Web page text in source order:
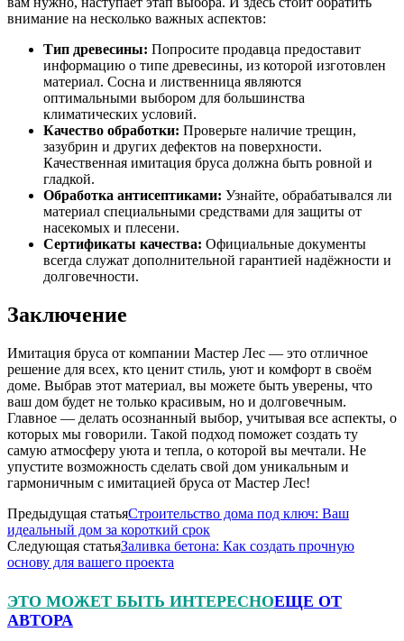
внимание на несколько важных аспектов:
Тип древесины: Попросите продавца предоставит
информацию о типе древесины, из которой изготовлен
материал. Сосна и лиственница являются
оптимальными выбором для большинства
климатических условий.
Качество обработки: Проверьте наличие трещин,
зазубрин и других дефектов на поверхности.
Качественная имитация бруса должна быть ровной и
гладкой.
Обработка антисептиками: Узнайте, обрабатывался ли
материал специальными средствами для защиты от
насекомых и плесени.
Сертификаты качества: Официальные документы
всегда служат дополнительной гарантией надёжности и
долговечности.
Заключение
Имитация бруса от компании Мастер Лес — это отличное
решение для всех, кто ценит стиль, уют и комфорт в своём
доме. Выбрав этот материал, вы можете быть уверены, что
ваш дом будет не только красивым, но и долговечным.
Главное — делать осознанный выбор, учитывая все аспекты, о
которых мы говорили. Такой подход поможет создать ту
самую атмосферу уюта и тепла, о которой вы мечтали. Не
упустите возможность сделать свой дом уникальным и
гармоничным с имитацией бруса от Мастер Лес!
Предыдущая статьяСтроительство дома под ключ: Ваш
идеальный дом за короткий срок
Следующая статьяЗаливка бетона: Как создать прочную
основу для вашего проекта
ЭТО МОЖЕТ БЫТЬ ИНТЕРЕСНОЕЩЕ ОТ
АВТОРА